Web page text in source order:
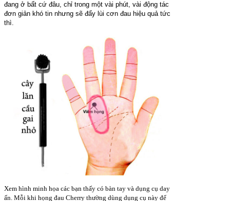
đang ở bất cứ đâu, chỉ trong một vài phút, vài động tác
đơn giản khó tin nhưng sẽ đẩy lùi cơn đau hiệu quả tức
thì.
Xem hình minh họa các bạn thấy có bàn tay và dụng cụ day
ấn. Mỗi khi họng đau Cherry thường dùng dụng cụ này để